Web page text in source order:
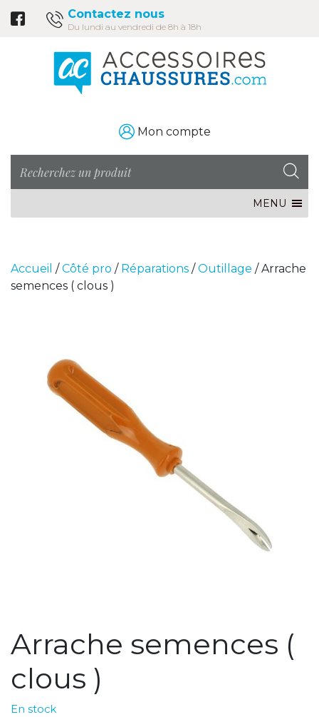
Contactez nous
Du lundi au vendredi de 8h à 18h
Mon compte
MENU
Accueil /Côté pro / Réparations /Outillage / Arrache
semences ( clous )
Arrache semences (
clous )
En stock